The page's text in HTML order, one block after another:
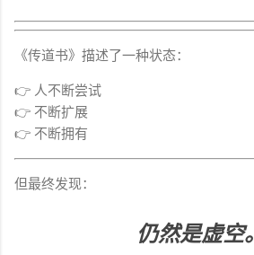
《传道书》描述了一种状态：
👉 人不断尝试
👉 不断扩展
👉 不断拥有
但最终发现：
仍然是虚空。